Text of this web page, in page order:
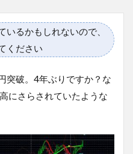
るかもしれないので、
ください
突破。4年ぶりですか？な
にさらされていたような